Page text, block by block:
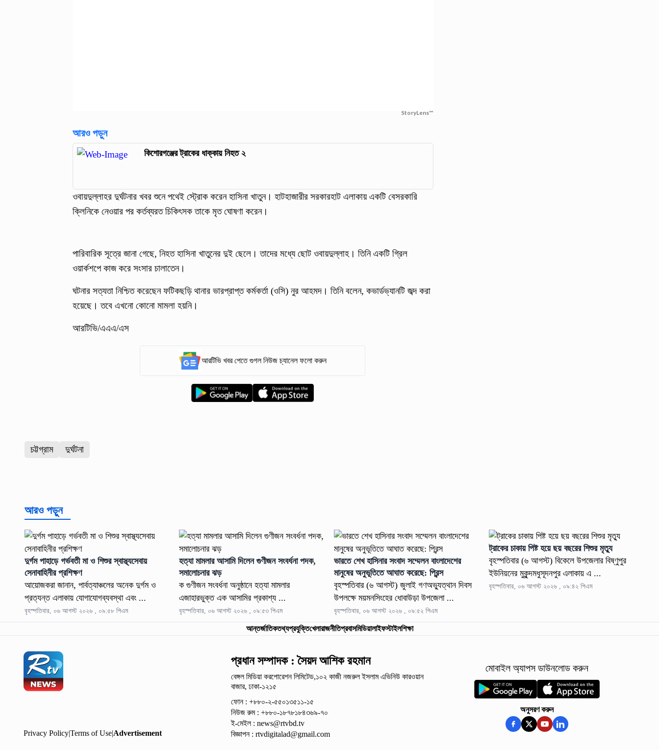
StoryLens™
আরও পড়ুন
কিশোরগঞ্জের ট্রাকের ধাক্কায় নিহত ২
ওবায়দুল্লাহর দুর্ঘটনার খবর শুনে পথেই স্ট্রোক করেন হাসিনা খাতুন। হাটহাজারীর সরকারহাট এলাকায় একটি বেসরকারি
ক্লিনিকে নেওয়ার পর কর্তব্যরত চিকিৎসক তাকে মৃত ঘোষণা করেন।
পারিবারিক সূত্রে জানা গেছে, নিহত হাসিনা খাতুনের দুই ছেলে। তাদের মধ্যে ছোট ওবায়দুল্লাহ। তিনি একটি গ্রিল
ওয়ার্কশপে কাজ করে সংসার চালাতেন।
ঘটনার সত্যতা নিশ্চিত করেছেন ফটিকছড়ি থানার ভারপ্রাপ্ত কর্মকর্তা (ওসি) নুর আহমদ। তিনি বলেন, কভার্ডভ্যানটি জব্দ করা
হয়েছে। তবে এখনো কোনো মামলা হয়নি।
আরটিভি/এএএ/এস
আরটিভি খবর পেতে গুগল নিউজ চ্যানেল ফলো করুন
চট্টগ্রাম দুর্ঘটনা
আরও পড়ুন
দুর্গম পাহাড়ে গর্ভবতী মা ও শিশুর স্বাস্থ্যসেবায়
সেনাবাহিনীর প্রশিক্ষণ
আয়োজকরা জানান, পার্বত্যাঞ্চলের অনেক দুর্গম ও
প্রত্যন্ত এলাকায় যোগাযোগব্যবস্থা এবং ...
বৃহস্পতিবার, ০৬ আগস্ট ২০২৬ , ০৯:৫৮ পিএম
হত্যা মামলার আসামি দিলেন গুণীজন সংবর্ধনা পদক,
সমালোচনার ঝড়
ক গুণীজন সংবর্ধনা অনুষ্ঠানে হত্যা মামলার
এজাহারভুক্ত এক আসামির প্রকাশ্য ...
বৃহস্পতিবার, ০৬ আগস্ট ২০২৬ , ০৯:৫৩ পিএম
ভারতে শেখ হাসিনার সংবাদ সম্মেলন বাংলাদেশের
মানুষের অনুভূতিতে আঘাত করেছে: প্রিন্স
বৃহস্পতিবার (৬ আগস্ট) জুলাই গণঅভ্যুত্থান দিবস
উপলক্ষে ময়মনসিংহের ধোবাউড়া উপজেলা ...
বৃহস্পতিবার, ০৬ আগস্ট ২০২৬ , ০৯:৫২ পিএম
ট্রাকের চাকায় পিষ্ট হয়ে ছয় বছরের শিশুর মৃত্যু
বৃহস্পতিবার (৬ আগস্ট) বিকেলে উপজেলার বিষ্ণুপুর
ইউনিয়নের মুকুন্দমধুসূদনপুর এলাকায় এ ...
বৃহস্পতিবার, ০৬ আগস্ট ২০২৬ , ০৯:৪২ পিএম
আন্তর্জাতিকতথ্যপ্রযুক্তিখেলারাজনীতিপ্রবাসমিডিয়ালাইফস্টাইলশিক্ষা
Privacy Policy|Terms of Use|Advertisement
প্রধান সম্পাদক : সৈয়দ আশিক রহমান
বেঙ্গল মিডিয়া করপোরেশন লিমিটেড,১০২ কাজী নজরুল ইসলামএভিনিউ কারওয়ান
বাজার, ঢাকা-১২১৫
ফোন : +৮৮০-২-৫৫০১৩৫১১-১৫
নিউজ রুম : +৮৮০-১৮৭৮১৮৪৩৬৯-৭০
ই-মেইল : news@rtvbd.tv
বিজ্ঞাপন : rtvdigitalad@gmail.com
মোবাইল অ্যাপস ডাউনলোড করুন
অনুসরণ করুন